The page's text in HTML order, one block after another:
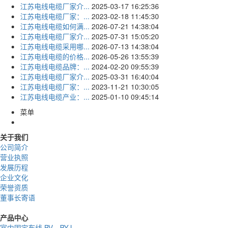
江苏电线电缆厂家介... 2025-03-17 16:25:36
江苏电线电缆厂家：... 2023-02-18 11:45:30
江苏电线电缆如何满... 2026-07-21 14:38:04
江苏电线电缆厂家介... 2025-07-31 15:05:20
江苏电线电缆采用哪... 2026-07-13 14:38:04
江苏电线电缆的价格... 2026-05-26 13:55:39
江苏电线电缆品牌：... 2024-02-20 09:55:39
江苏电线电缆厂家介... 2025-03-31 16:40:04
江苏电线电缆厂家：... 2023-11-21 10:30:05
江苏电线电缆产业：... 2025-01-10 09:45:14
菜单
关于我们
公司简介
营业执照
发展历程
企业文化
荣誉资质
董事长寄语
产品中心